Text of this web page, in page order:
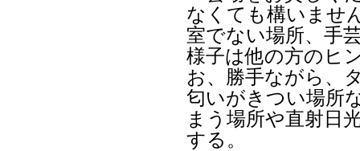
なくても構いませ
室でない場所、手
様子は他の方のヒ
お、勝手ながら、
匂いがきつい場所
まう場所や直射日
する。